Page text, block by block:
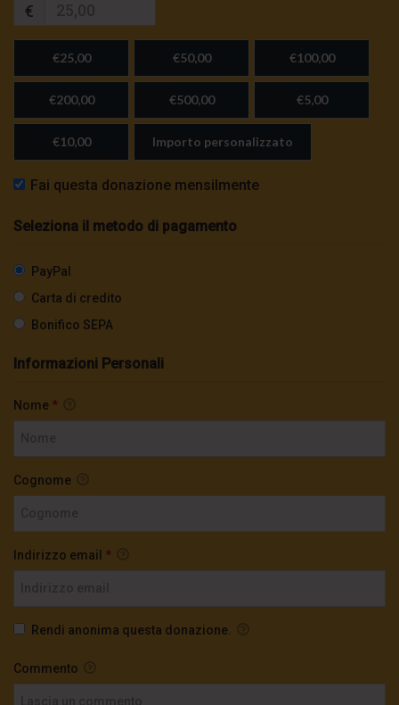
€
€25,00 €50,00 €100,00
€200,00 €500,00 €5,00
€10,00 Importo personalizzato
Fai questa donazione mensilmente
Seleziona il metodo di pagamento
PayPal
Carta di credito
Bonifico SEPA
Informazioni Personali
Nome *
Cognome
Indirizzo email *
Rendi anonima questa donazione.
Commento